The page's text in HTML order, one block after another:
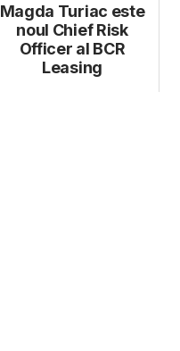
Magda Turiac este
noul Chief Risk
Officer al BCR
Leasing